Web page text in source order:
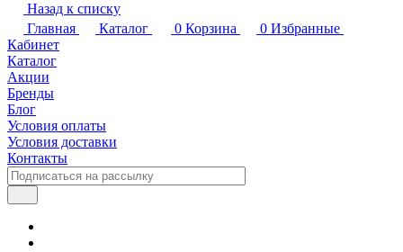
Назад к списку
Главная
Каталог 0 Корзина 0 Избранные
Кабинет
Каталог
Акции
Бренды
Блог
Условия оплаты
Условия доставки
Контакты